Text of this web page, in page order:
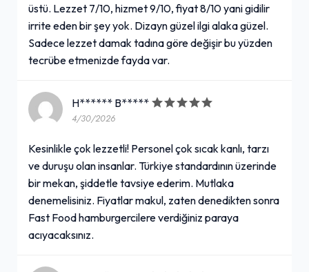
üstü. Lezzet 7/10, hizmet 9/10, fiyat 8/10 yani gidilir
irrite eden bir şey yok. Dizayn güzel ilgi alaka güzel.
Sadece lezzet damak tadına göre değişir bu yüzden
tecrübe etmenizde fayda var.
H****** B*****
4/30/2026
Kesinlikle çok lezzetli! Personel çok sıcak kanlı, tarzı
ve duruşu olan insanlar. Türkiye standardının üzerinde
bir mekan, şiddetle tavsiye ederim. Mutlaka
denemelisiniz. Fiyatlar makul, zaten denedikten sonra
Fast Food hamburgercilere verdiğiniz paraya
acıyacaksınız.